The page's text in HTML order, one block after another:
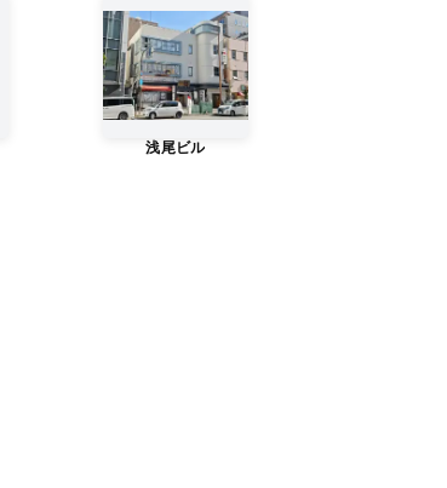
浅尾ビル